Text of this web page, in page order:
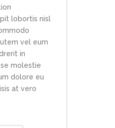
lobortis nisl
vel eum
in
molestie
dolore eu
at vero